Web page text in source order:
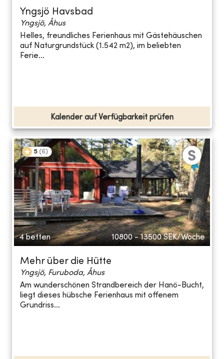
Yngsjö Havsbad
Yngsjö, Åhus
Helles, freundliches Ferienhaus mit Gästehäuschen
auf Naturgrundstück (1.542 m2), im beliebten
Ferie...
Kalender auf Verfügbarkeit prüfen
5 (6)
4 betten 10800 - 13500 SEK/Woche
Mehr über die Hütte
Yngsjö, Furuboda, Åhus
Am wunderschönen Strandbereich der Hanö-Bucht,
liegt dieses hübsche Ferienhaus mit offenem
Grundriss...